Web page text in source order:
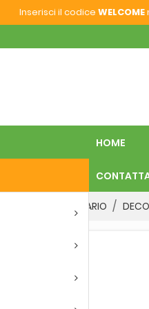
Inserisci il codice WELCOME
HOME
ARREDO ACQUARIO